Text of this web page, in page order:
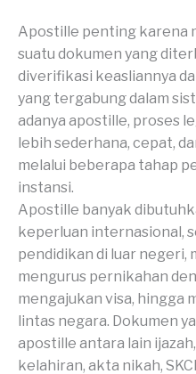
Apostille penting karena
suatu dokumen yang
diverifikasi keasliannya
yang tergabung dalam
adanya apostille, proses
lebih sederhana, cepat,
melalui beberapa tahap
instansi.
Apostille banyak
keperluan internasional,
pendidikan di luar negeri,
mengurus pernikahan
mengajukan visa, hingga
lintas negara. Dokumen
apostille antara lain
kelahiran, akta nikah,